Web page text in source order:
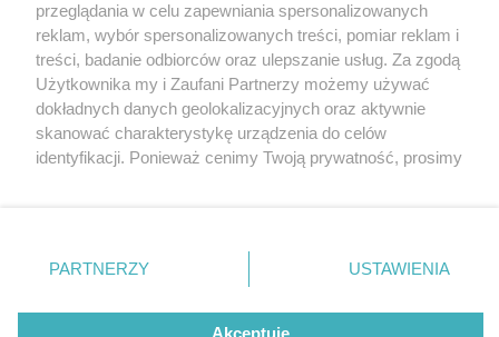
1 / 10
Joga burloch5
Nie zapomnij
zapoznać się z:
polityką prywatności regulamin korzystania z portali
Twojemiasto
Piekary Śląskie
Chorzów
Tarnowskie Góry
Gliwice
Skontakuj sięz nami
Kontakt
Wydawca
Redakcja
przeglądania w celu zapewniania spersonalizowanych
reklam, wybór spersonalizowanych treści, pomiar reklam i
treści, badanie odbiorców oraz ulepszanie usług. Za zgodą
Użytkownika my i Zaufani Partnerzy możemy używać
dokładnych danych geolokalizacyjnych oraz aktywnie
skanować charakterystykę urządzenia do celów
identyfikacji. Ponieważ cenimy Twoją prywatność, prosimy
prywatności znajdujący się w lewym dolnym rogu strony
. Niektóre rodzaje przetwarzania danych nie wymagają
zgody użytkownika, ale masz prawo sprzeciwić się
takiemu przetwarzaniu. Preferencje będą miały
PARTNERZY USTAWIENIA
Akceptuję